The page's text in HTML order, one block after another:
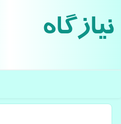
نیازگاه